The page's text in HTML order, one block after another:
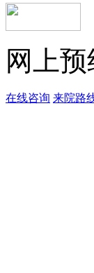
网上
在线咨询 来院路